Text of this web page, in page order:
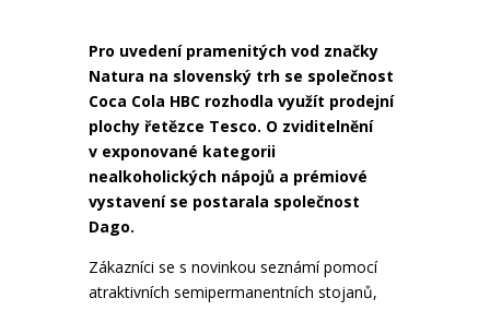
Pro uvedení pramenitých vod značky
Natura na slovenský trh se společnost
Coca Cola HBC rozhodla využít prodejní
plochy řetězce Tesco. O zviditelnění
v exponované kategorii
nealkoholických nápojů a prémiové
vystavení se postarala společnost
Dago.
Zákazníci se s novinkou seznámí pomocí
atraktivních semipermanentních stojanů,